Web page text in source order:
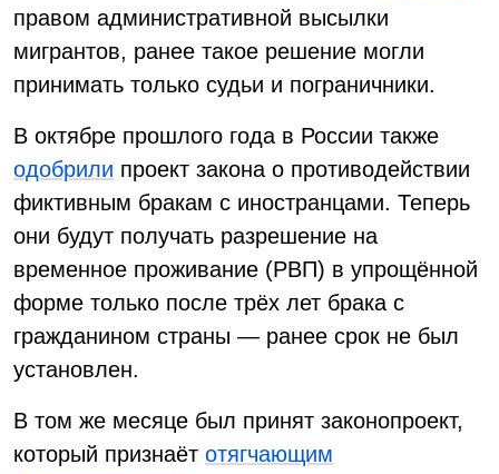
правом административной высылки
мигрантов, ранее такое решение могли
принимать только судьи и пограничники.
В октябре прошлого года в России также
одобрили проект закона о противодействии
фиктивным бракам с иностранцами. Теперь
они будут получать разрешение на
временное проживание (РВП) в упрощённой
форме только после трёх лет брака с
гражданином страны — ранее срок не был
установлен.
В том же месяце был принят законопроект,
который признаёт отягчающим